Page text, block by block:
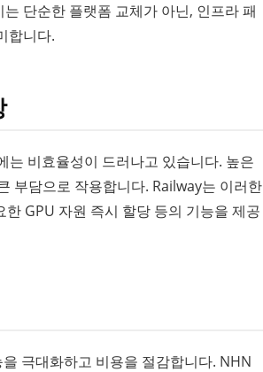
단순한 플랫폼 교체가 아닌, 인프라 패
합니다.
는 비효율성이 드러나고 있습니다. 높은
부담으로 작용합니다. Railway는 이러한
GPU 자원 즉시 할당 등의 기능을 제공
극대화하고 비용을 절감합니다. NHN